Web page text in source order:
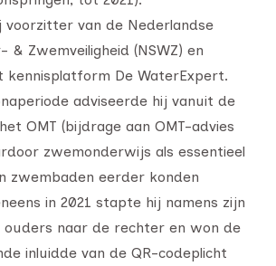
voorzitter van de Nederlandse
& Zwemveiligheid (NSWZ) en
kennisplatform De WaterExpert.
adviseerde hij vanuit de
OMT (bijdrage aan OMT-advies
zwemonderwijs als essentieel
zwembaden eerder konden
in 2021 stapte hij namens zijn
ouders naar de rechter en won de
inluidde van de QR-codeplicht